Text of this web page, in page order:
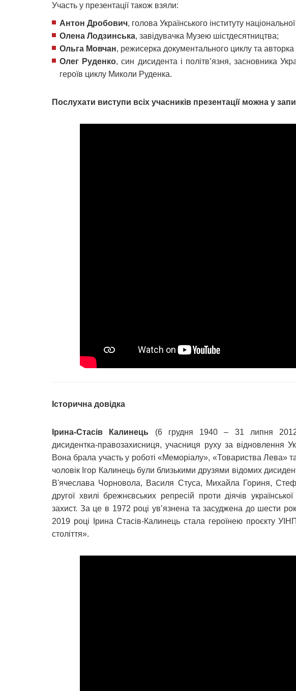
Участь у презентації також взяли:
Антон Дробович, голова Українського інституту національної
Олена Лодзинська, завідувачка Музею шістдесятництва;
Ольга Мовчан, режисерка документального циклу та авторка
Олег Руденко, син дисидента і політв’язня, засновника
героїв циклу Миколи Руденка.
Послухати виступи всіх учасників презентації можна у
Історична довідка
Ірина-Стасів Калинець (6 грудня 1940 – 31 липня
дисидентка-правозахисниця, учасниця руху за відновлення
Вона брала участь у роботі «Меморіалу», «Товариства Лева»
чоловік Ігор Калинець були близькими друзями відомих
В'ячеслава Чорновола, Василя Стуса, Михайла Гориня,
другої хвилі брежнєвських репресій проти діячів
захист. За це в 1972 році ув’язнена та засуджена до шести
2019 році Ірина Стасів-Калинець стала героїнею проєкту
століття».